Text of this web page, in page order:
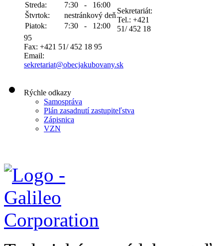
Streda:
7:30 - 16:00
Štvrtok:
nestránkový deň
Piatok:
7:30 - 12:00
Sekretariát:
Tel.: +421
51/ 452 18
95
Fax: +421 51/ 452 18 95
Email:
sekretariat@obecjakubovany.sk
Rýchle odkazy
Samospráva
Plán zasadnutí zastupiteľstva
Zápisnica
VZN